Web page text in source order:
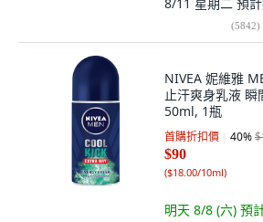
(5842)
NIVEA 妮維雅
止汗爽身乳液
50ml, 1瓶
首購折扣價 40%
$90
($18.00/10ml)
明天 8/8 (六) 預